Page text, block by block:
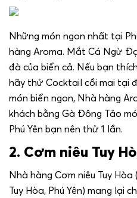
Những món ngon nhất tại
hàng Aroma. Mắt Cá Ngừ
đà của biển cả. Nếu bạn
hãy thử Cocktail cồi mai tại
món biển ngon, Nhà hàng
khách bằng Gà Đông Tảo
Phú Yên bạn nên thử 1 lần.
2. Cơm niêu Tuy
Nhà hàng Cơm niêu Tuy Hòa
Tuy Hòa, Phú Yên) mang lại